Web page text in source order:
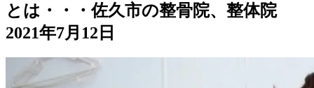
とは・・・佐久市の整骨院、整体院
2021年7月12日